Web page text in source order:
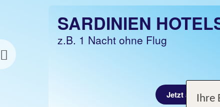
Previous
SARDINIEN
z.B. 1 Nacht ohne Flug
Jetzt ab 220 €
Ihre